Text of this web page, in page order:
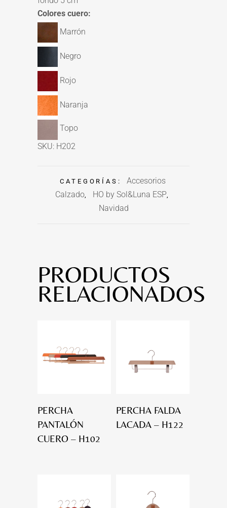
Colores cuero:
Marrón
Negro
Rojo
Naranja
Topo
SKU: H202
CATEGORÍAS:
Accesorios
Calzado, HO by Sol&Luna ESP
Navidad
PRODUCTOS
RELACIONADOS
PERCHA
PANTALÓN
CUERO – H102
PERCHA FALDA
LACADA – H122